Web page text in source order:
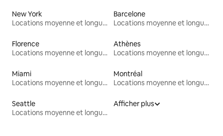
New York
Locations moyenne et longue durée
Barcelone
Locations moyenne et longue durée
Florence
Locations moyenne et longue durée
Athènes
Locations moyenne et longue durée
Miami
Locations moyenne et longue durée
Montréal
Locations moyenne et longue durée
Seattle
Locations moyenne et longue durée
Afficher plus